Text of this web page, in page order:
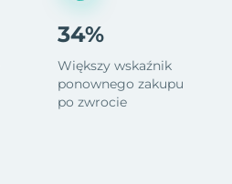
34%
Większy wskaźnik
ponownego zakupu
po zwrocie